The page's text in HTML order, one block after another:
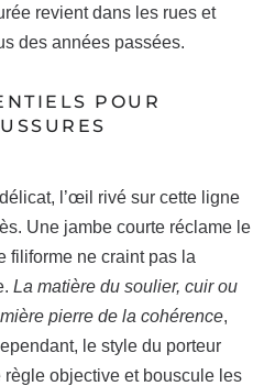
revient dans les rues et
des années passées.
POUR
l’œil rivé sur cette ligne
Une jambe courte réclame le
filiforme ne craint pas la
La matière du soulier, cuir ou
pierre de la cohérence,
le style du porteur
règle objective et bouscule les